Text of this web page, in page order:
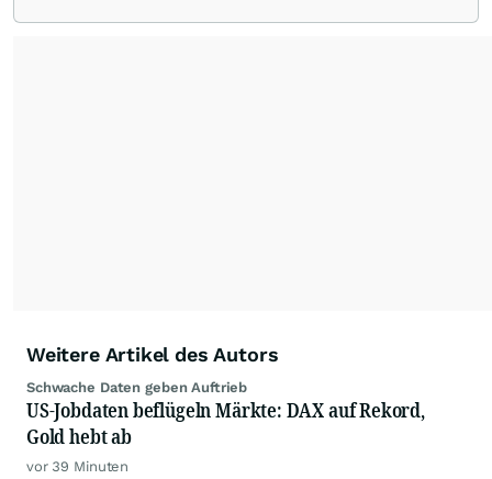
Redaktion verantwortlich. Die Fachjournalisten
Weitere Artikel des Autors
Schwache Daten geben Auftrieb
US-Jobdaten beflügeln Märkte: DAX auf Rekord,
Gold hebt ab
vor 39 Minuten